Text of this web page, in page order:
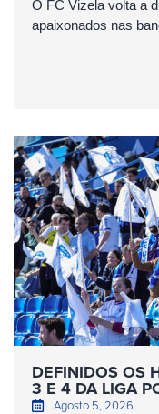
O FC Vizela volta a
apaixonados nas
DEFINIDOS OS
3 E 4 DA LIGA
Agosto 5, 2026